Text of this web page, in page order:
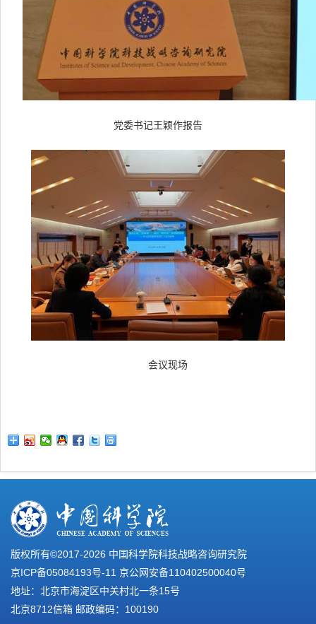
党委书记王颖作报告
会议现场
版权所有©2017-2026 中国科学院科技战略咨询研究院
京ICP备05084193号-11 京公网安备110402500040号
地址：北京市海淀区中关村北一条15号
北京8712信箱 邮政编码：100190